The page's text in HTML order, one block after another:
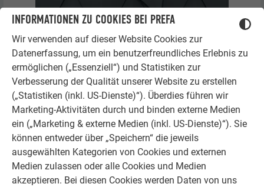
INFORMATIONEN ZU COOKIES BEI PREFA
Wir verwenden auf dieser Website Cookies zur
Datenerfassung, um ein benutzerfreundliches Erlebnis zu
ermöglichen („Essenziell“) und Statistiken zur
Verbesserung der Qualität unserer Website zu erstellen
(„Statistiken (inkl. US-Dienste)“). Überdies führen wir
Marketing-Aktivitäten durch und binden externe Medien
ein („Marketing & externe Medien (inkl. US-Dienste)“). Sie
können entweder über „Speichern“ die jeweils
ausgewählten Kategorien von Cookies und externen
Medien zulassen oder alle Cookies und Medien
akzeptieren. Bei diesen Cookies werden Daten von uns